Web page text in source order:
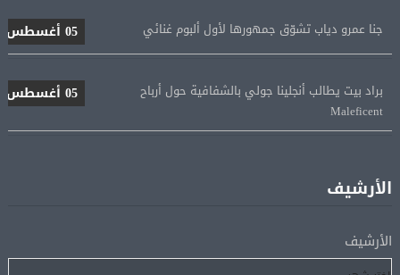
Maleficent
لإتمام انتقاله إلى طرابزون سبور
الأرشيف
الأرشيف